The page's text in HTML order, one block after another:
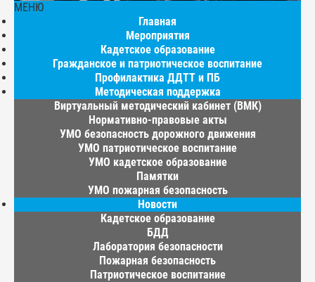
МЕНЮ
Главная
Мероприятия
Кадетское образование
Гражданское и патриотическое воспитание
Профилактика ДДТТ и ПБ
Методическая поддержка
Виртуальный методический кабинет (ВМК)
Нормативно-правовые акты
УМО безопасность дорожного движения
УМО патриотическое воспитание
УМО кадетское образование
Памятки
УМО пожарная безопасность
Новости
Кадетское образование
БДД
Лаборатория безопасности
Пожарная безопасность
Патриотическое воспитание